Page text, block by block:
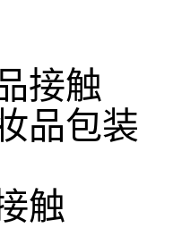
接触
品包装
触